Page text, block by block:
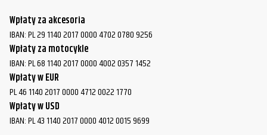
Wpłaty za akcesoria
IBAN: PL 29 1140 2017 0000 4702 0780 9256
Wpłaty za motocykle
IBAN: PL 68 1140 2017 0000 4002 0357 1452
Wpłaty w EUR
PL 46 1140 2017 0000 4712 0022 1770
Wpłaty w USD
IBAN: PL 43 1140 2017 0000 4012 0015 9699